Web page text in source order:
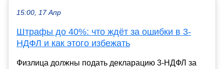
15:00, 17 Апр
Штрафы до 40%: что ждёт за ошибки в 3-
НДФЛ и как этого избежать
Физлица должны подать декларацию 3-НДФЛ за